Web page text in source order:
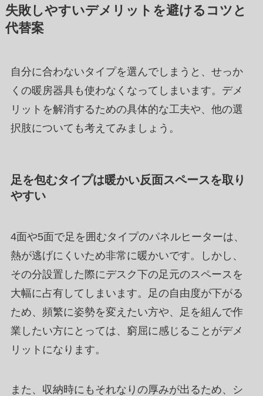
失敗しやすいデメリットを避けるコツと
代替案
自分に合わないタイプを選んでしまうと、せっか
くの暖房器具も使わなくなってしまいます。デメ
リットを解消するための具体的な工夫や、他の選
択肢についても考えてみましょう。
足を包むタイプは暖かい反面スペースを取り
やすい
4面や5面で足を囲むタイプのパネルヒーターは、
熱が逃げにくいため非常に暖かいです。しかし、
その分設置した際にデスク下の足元のスペースを
大幅に占有してしまいます。足の自由度が下がる
ため、頻繁に姿勢を変えたい方や、足を組んで作
業したい方にとっては、窮屈に感じることがデメ
リットになります。
また、収納時にもそれなりの厚みが出るため、シ